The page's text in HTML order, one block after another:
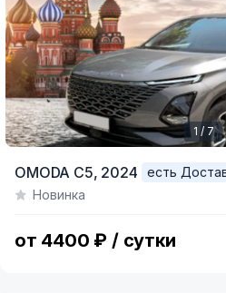
of
1 / 7
OMODA C5, 2024
есть
Новинка
от 4400 ₽ / сутки